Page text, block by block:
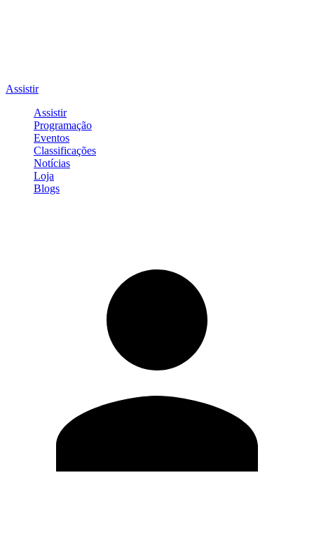
Assistir
Assistir
Programação
Eventos
Classificações
Notícias
Loja
Blogs